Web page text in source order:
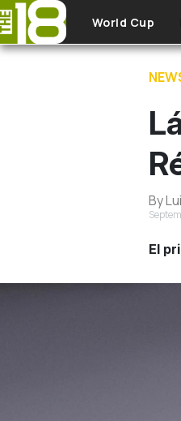
Skip to main content
World Cup
By
El